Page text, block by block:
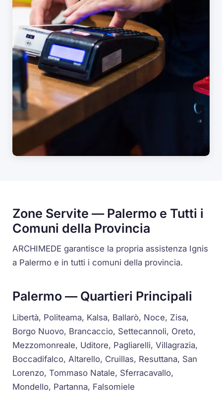
Zone Servite — Palermo e Tutti i
Comuni della Provincia
ARCHIMEDE garantisce la propria assistenza Ignis
a Palermo e in tutti i comuni della provincia.
Palermo — Quartieri Principali
Libertà, Politeama, Kalsa, Ballarò, Noce, Zisa,
Borgo Nuovo, Brancaccio, Settecannoli, Oreto,
Mezzomonreale, Uditore, Pagliarelli, Villagrazia,
Boccadifalco, Altarello, Cruillas, Resuttana, San
Lorenzo, Tommaso Natale, Sferracavallo,
Mondello, Partanna, Falsomiele